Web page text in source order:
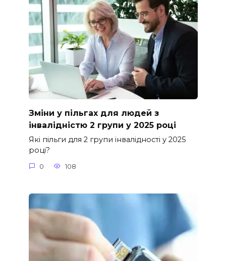
Зміни у пільгах для людей з
інвалідністю 2 групи у 2025 році
Які пільги для 2 групи інвалідності у 2025
році?
0 108